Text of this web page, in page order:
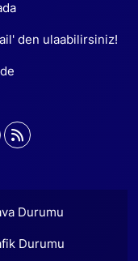
den ulaabilirsiniz!
Durumu
Durumu